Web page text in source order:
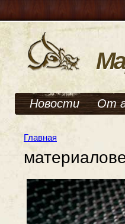
Новости От
Главная